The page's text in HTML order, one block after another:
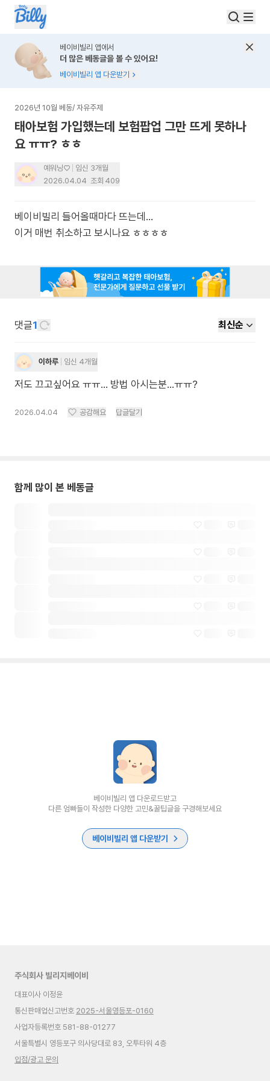
베이비빌리 앱에서
더 많은 베동글을 볼 수 있어요!
베이비빌리 앱 다운받기
2026년 10월 베동/ 자유주제
태아보험 가입했는데 보험팝업 그만 뜨게 못하나
요 ㅠㅠ? ㅎㅎ
예워닝♡
임신 3개월
2026.04.04 조회 409
베이비빌리 들어올때마다 뜨는데...
이거 매번 취소하고 보시나요 ㅎㅎㅎㅎ
댓글1 최신순
이하루 임신 4개월
저도 끄고싶어요 ㅠㅠ... 방법 아시는분...ㅠㅠ?
2026.04.04 공감해요 답글달기
함께 많이 본 베동글
베이비빌리 앱 다운로드받고
다른 엄빠들이 작성한 다양한 고민&꿀팁글을 구경해보세요
베이비빌리 앱 다운받기
주식회사 빌리지베이비
대표이사 이정윤
통신판매업신고번호 2025-서울영등포-0160
사업자등록번호 581-88-01277
서울특별시 영등포구 의사당대로 83, 오투타워 4층
입점/광고 문의